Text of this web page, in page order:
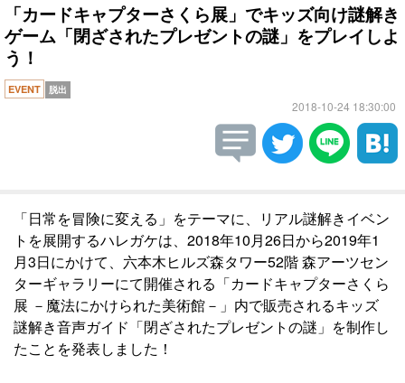
「カードキャプターさくら展」でキッズ向け謎解き
ゲーム「閉ざされたプレゼントの謎」をプレイしよ
う！
EVENT 脱出
2018-10-24 18:30:00
「日常を冒険に変える」をテーマに、リアル謎解きイベン
トを展開するハレガケは、2018年10月26日から2019年1
月3日にかけて、六本木ヒルズ森タワー52階 森アーツセン
ターギャラリーにて開催される「カードキャプターさくら
展 －魔法にかけられた美術館－」内で販売されるキッズ
謎解き音声ガイド「閉ざされたプレゼントの謎」を制作し
たことを発表しました！